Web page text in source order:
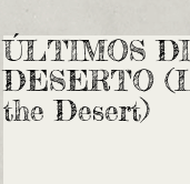
ÚLTIMOS
DESERTO
the Desert)